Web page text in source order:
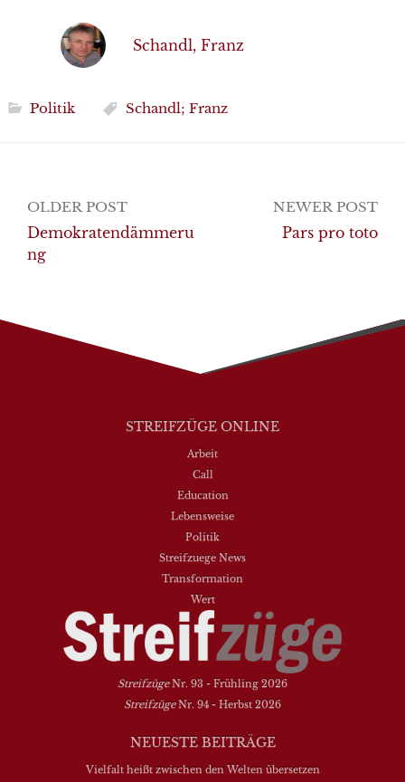
Schandl, Franz
Politik Schandl; Franz
Post
navigation
OLDER POST
Demokratendämmeru
ng
NEWER POST
Pars pro toto
STREIFZÜGE ONLINE
Arbeit
Call
Education
Lebensweise
Politik
Streifzuege News
Transformation
Wert
StreifzügeNr. 93 - Frühling 2026
StreifzügeNr. 94 - Herbst 2026
NEUESTE BEITRÄGE
Vielfalt heißt zwischen den Welten übersetzen